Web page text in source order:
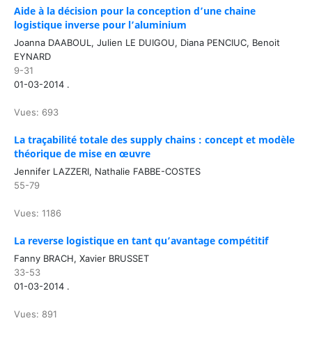
Aide à la décision pour la conception d’une chaine
logistique inverse pour l’aluminium
Joanna DAABOUL, Julien LE DUIGOU, Diana PENCIUC, Benoit
EYNARD
9-31
01-03-2014 .
Vues: 693
La traçabilité totale des supply chains : concept et modèle
théorique de mise en œuvre
Jennifer LAZZERI, Nathalie FABBE-COSTES
55-79
Vues: 1186
La reverse logistique en tant qu’avantage compétitif
Fanny BRACH, Xavier BRUSSET
33-53
01-03-2014 .
Vues: 891